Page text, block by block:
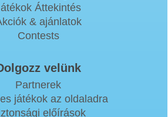
Áttekintés
& ajánlatok
Contests
velünk
Partnerek
játékok az oldaladra
előírások